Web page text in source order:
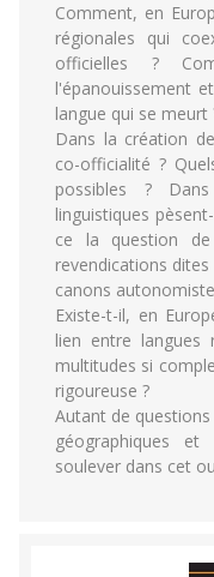
Comment, en
régionales qui
officielles ?
l'épanouissement
langue qui se
Dans la création
co-officialité ?
possibles ?
linguistiques
ce la question
revendications
canons
Existe-t-il, en
lien entre langues
multitudes si
rigoureuse ?
Autant de
géographiques
soulever dans cet